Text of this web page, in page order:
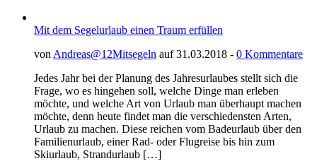
Mit dem Segelurlaub einen Traum erfüllen
von Andreas@12Mitsegeln auf 31.03.2018 - 0 Kommentare
Jedes Jahr bei der Planung des Jahresurlaubes stellt sich die
Frage, wo es hingehen soll, welche Dinge man erleben
möchte, und welche Art von Urlaub man überhaupt machen
möchte, denn heute findet man die verschiedensten Arten,
Urlaub zu machen. Diese reichen vom Badeurlaub über den
Familienurlaub, einer Rad- oder Flugreise bis hin zum
Skiurlaub, Strandurlaub […]